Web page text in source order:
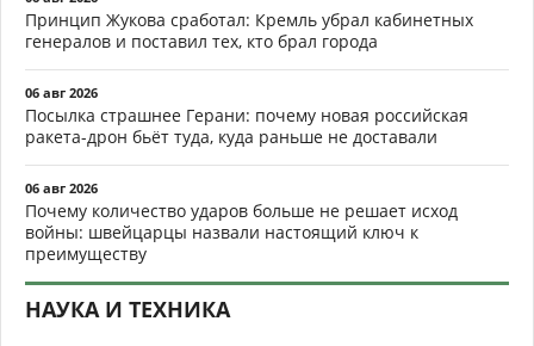
Принцип Жукова сработал: Кремль убрал кабинетных
генералов и поставил тех, кто брал города
06 авг 2026
Посылка страшнее Герани: почему новая российская
ракета-дрон бьёт туда, куда раньше не доставали
06 авг 2026
Почему количество ударов больше не решает исход
войны: швейцарцы назвали настоящий ключ к
преимуществу
НАУКА И ТЕХНИКА